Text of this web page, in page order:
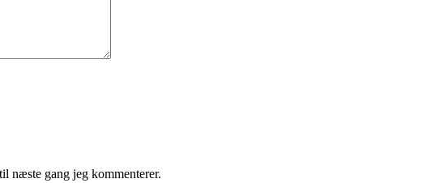
næste gang jeg kommenterer.